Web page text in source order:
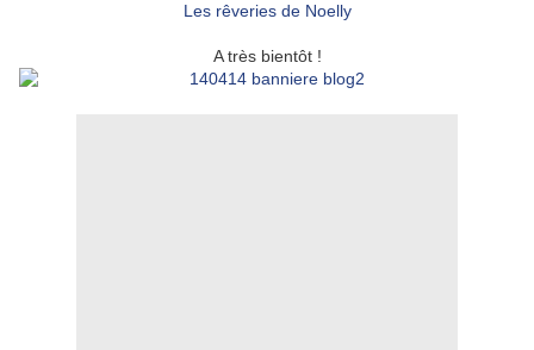
Les rêveries de Noelly
A très bientôt !